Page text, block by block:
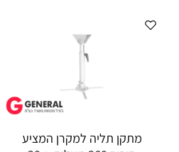
מתקן תליה למקרן המציע